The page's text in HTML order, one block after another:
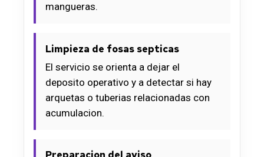
mangueras.
Limpieza de fosas septicas
El servicio se orienta a dejar el
deposito operativo y a detectar si hay
arquetas o tuberias relacionadas con
acumulacion.